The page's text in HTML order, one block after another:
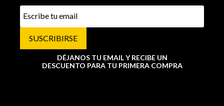
SUSCRIBIRSE
DÉJANOS TU EMAIL Y RECIBE UN
DESCUENTO PARA TU PRIMERA COMPRA